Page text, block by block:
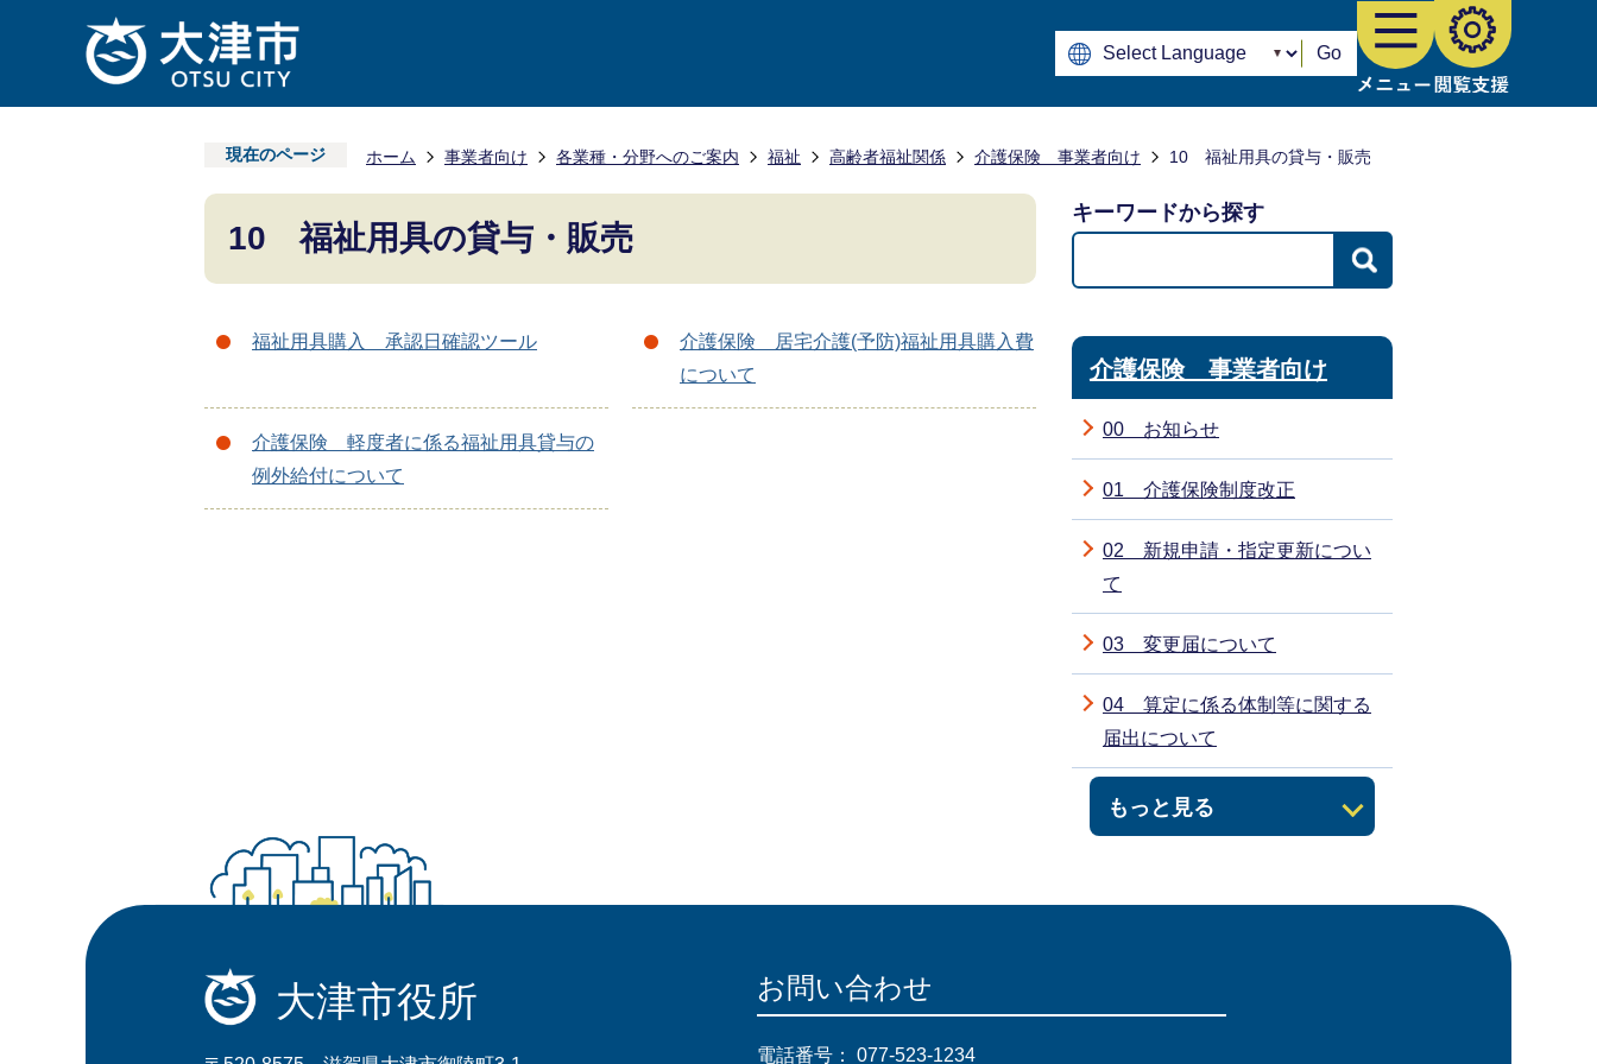
Go
現在のページ ホーム 事業者向け 各業種・分野へのご案内 福祉 高齢者福祉関係 介護保険 事業者向け 10 福祉用具の貸与・販売
10 福祉用具の貸与・販売
福祉用具購入 承認日確認ツール
介護保険 居宅介護(予防)福祉用具購入費
について
介護保険 軽度者に係る福祉用具貸与の
例外給付について
キーワードから探す
介護保険 事業者向け
00 お知らせ
01 介護保険制度改正
02 新規申請・指定更新につい
て
もっと見る
03 変更届について
04 算定に係る体制等に関する
届出について
大津市役所 お問い合わせ
電話番号： 077-523-1234